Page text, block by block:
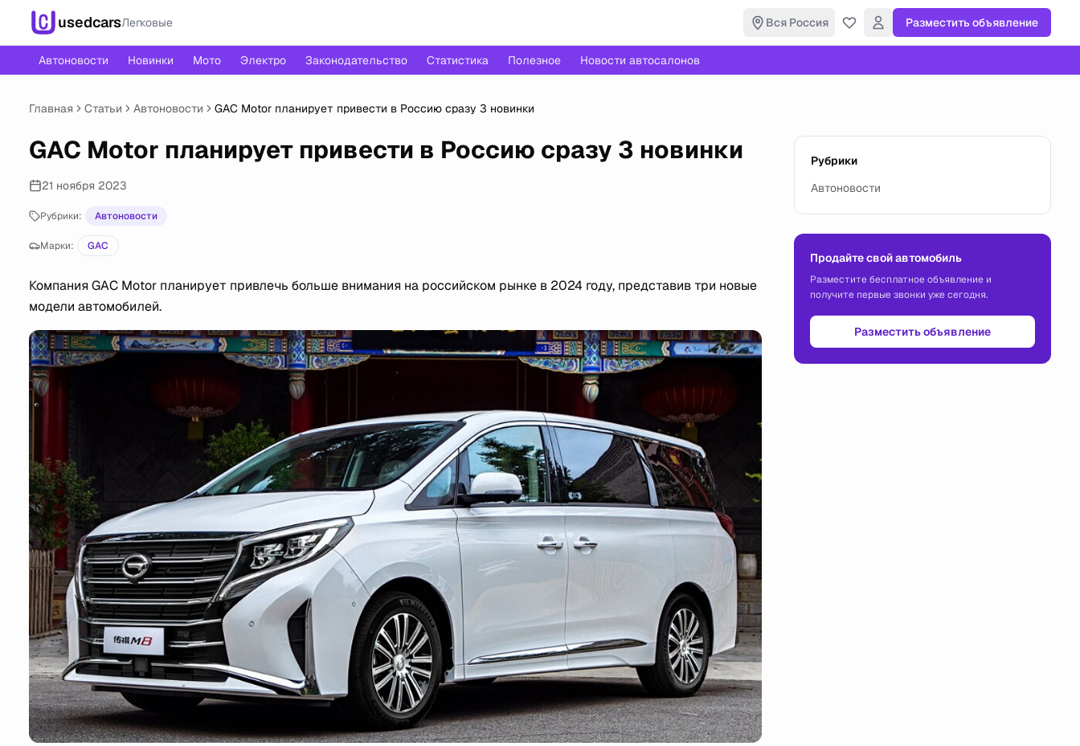
usedcarsЛегковые Вся Россия Разместить объявление
Автоновости Новинки Мото Электро Законодательство Статистика Полезное Новости автосалонов
Главная Статьи Автоновости GAC Motor планирует привести в Россию сразу 3 новинки
GAC Motor планирует привести в Россию сразу 3 новинки
21 ноября 2023
Рубрики: Автоновости
Марки: GAC
Компания GAC Motor планирует привлечь больше внимания на российском рынке в 2024 году, представив три новые
модели автомобилей.
Рубрики
Автоновости
Продайте свой автомобиль
Разместите бесплатное объявление и
получите первые звонки уже сегодня.
Разместить объявление